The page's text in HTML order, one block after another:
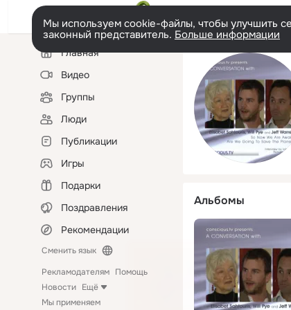
Мы используем cookie-файлы, чтобы улучшить
законный представитель. Больше информации
Левая
колонкаГлавная
Видео
Группы
Люди
Публикации
Игры
Подарки
Поздравления
Рекомендации
Сменить язык
Рекламодателям Помощь
Новости Ещё
Мы применяем
Альбомы